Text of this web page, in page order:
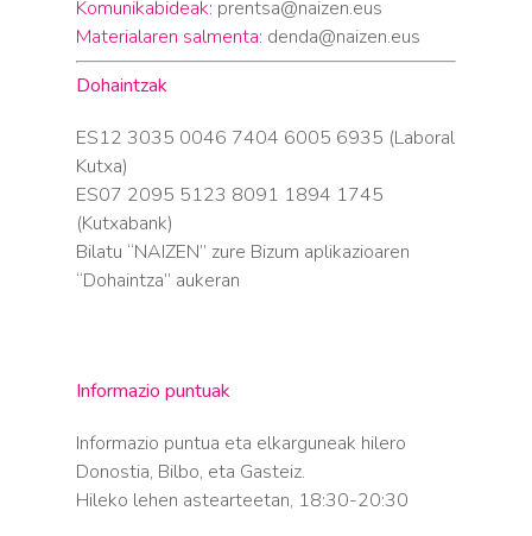
Komunikabideak: prentsa@naizen.eus
Materialaren salmenta: denda@naizen.eus
Dohaintzak
ES12 3035 0046 7404 6005 6935 (Laboral
Kutxa)
ES07 2095 5123 8091 1894 1745
(Kutxabank)
Bilatu “NAIZEN” zure Bizum aplikazioaren
“Dohaintza” aukeran
Informazio puntuak
Informazio puntua eta elkarguneak hilero
Donostia, Bilbo, eta Gasteiz.
Hileko lehen astearteetan, 18:30-20:30